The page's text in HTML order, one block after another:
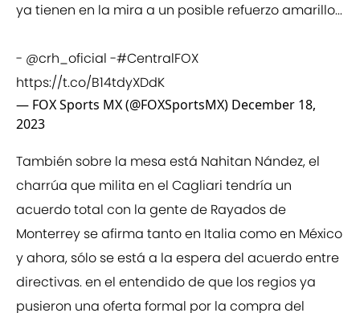
ya tienen en la mira a un posible refuerzo amarillo...
- @crh_oficial -#CentralFOX
https://t.co/B14tdyXDdK
— FOX Sports MX (@FOXSportsMX) December 18,
2023
También sobre la mesa está Nahitan Nández, el
charrúa que milita en el Cagliari tendría un
acuerdo total con la gente de Rayados de
Monterrey se afirma tanto en Italia como en México
y ahora, sólo se está a la espera del acuerdo entre
directivas. en el entendido de que los regios ya
pusieron una oferta formal por la compra del